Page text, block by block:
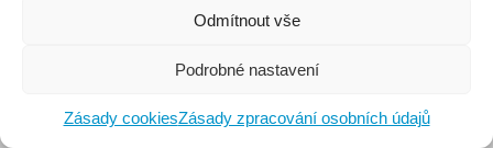
Odmítnout vše
Podrobné nastavení
Zásady cookiesZásady zpracování osobních údajů
rozesměju.
Spustím spouštěč a
emoce nabíhá v dostatečné